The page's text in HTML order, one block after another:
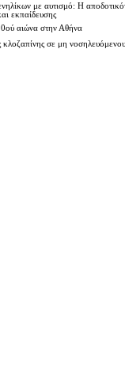
με αυτισμό: Η
εκπαίδευσης
αιώνα στην Αθήνα
σε μη